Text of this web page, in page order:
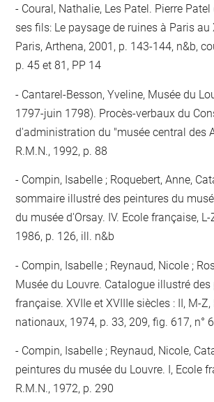
Coural, Nathalie, Les Patel. Pierre
ses fils: Le paysage de ruines à Paris au
Paris, Arthena, 2001, p. 143-144, n&b,
p. 45 et 81, PP 14
Cantarel-Besson, Yveline, Musée du
1797-juin 1798). Procès-verbaux du
d'administration du "musée central des
R.M.N., 1992, p. 88
Compin, Isabelle ; Roquebert, Anne,
sommaire illustré des peintures du
du musée d'Orsay. IV. Ecole française, L-
1986, p. 126, ill. n&b
Compin, Isabelle ; Reynaud, Nicole ;
Musée du Louvre. Catalogue illustré des
française. XVIIe et XVIIIe siècles : II, M-
nationaux, 1974, p. 33, 209, fig. 617, n°
Compin, Isabelle ; Reynaud, Nicole,
peintures du musée du Louvre. I, Ecole
R.M.N., 1972, p. 290